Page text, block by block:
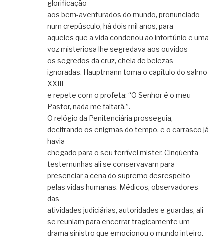
glorificação
aos bem-aventurados do mundo, pronunciado
num crepúsculo, há dois mil anos, para
aqueles que a vida condenou ao infortúnio e uma
voz misteriosa lhe segredava aos ouvidos
os segredos da cruz, cheia de belezas
ignoradas. Hauptmann toma o capítulo do salmo
XXIII
e repete com o profeta: “O Senhor é o meu
Pastor, nada me faltará.”.
O relógio da Penitenciária prosseguia,
decifrando os enigmas do tempo, e o carrasco já
havia
chegado para o seu terrível mister. Cinqüenta
testemunhas ali se conservavam para
presenciar a cena do supremo desrespeito
pelas vidas humanas. Médicos, observadores
das
atividades judiciárias, autoridades e guardas, ali
se reuniam para encerrar tragicamente um
drama sinistro que emocionou o mundo inteiro.